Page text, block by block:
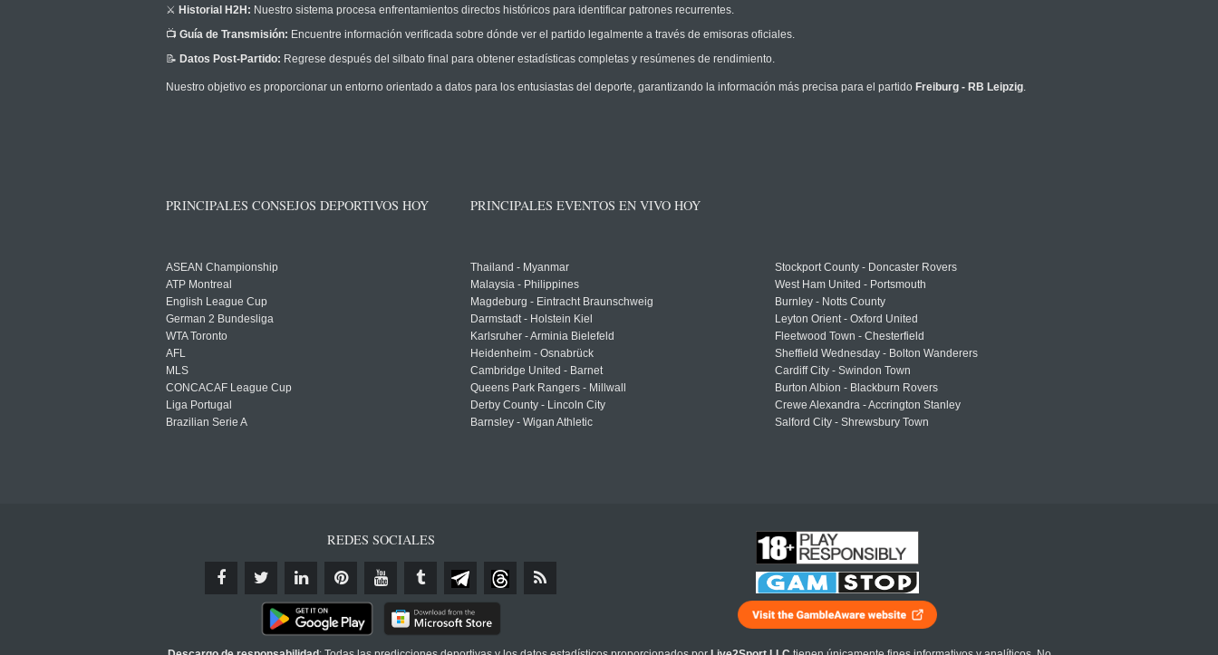
⚔️ Historial H2H: Nuestro sistema procesa enfrentamientos directos históricos para identificar patrones recurrentes.
📺 Guía de Transmisión: Encuentre información verificada sobre dónde ver el partido legalmente a través de emisoras oficiales.
📝 Datos Post-Partido: Regrese después del silbato final para obtener estadísticas completas y resúmenes de rendimiento.
Nuestro objetivo es proporcionar un entorno orientado a datos para los entusiastas del deporte, garantizando la información más precisa para el partido Freiburg - RB Leipzig.
PRINCIPALES CONSEJOS DEPORTIVOS HOY
ASEAN Championship
ATP Montreal
English League Cup
German 2 Bundesliga
WTA Toronto
AFL
MLS
CONCACAF League Cup
Liga Portugal
Brazilian Serie A
PRINCIPALES EVENTOS EN VIVO HOY
Thailand - Myanmar
Malaysia - Philippines
Magdeburg - Eintracht Braunschweig
Darmstadt - Holstein Kiel
Karlsruher - Arminia Bielefeld
Heidenheim - Osnabrück
Cambridge United - Barnet
Queens Park Rangers - Millwall
Derby County - Lincoln City
Barnsley - Wigan Athletic
Stockport County - Doncaster Rovers
West Ham United - Portsmouth
Burnley - Notts County
Leyton Orient - Oxford United
Fleetwood Town - Chesterfield
Sheffield Wednesday - Bolton Wanderers
Cardiff City - Swindon Town
Burton Albion - Blackburn Rovers
Crewe Alexandra - Accrington Stanley
Salford City - Shrewsbury Town
REDES SOCIALES